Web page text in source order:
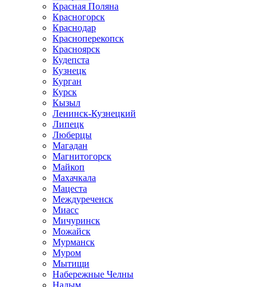
Красная Поляна
Красногорск
Краснодар
Красноперекопск
Красноярск
Кудепста
Кузнецк
Курган
Курск
Кызыл
Ленинск-Кузнецкий
Липецк
Люберцы
Магадан
Магнитогорск
Майкоп
Махачкала
Мацеста
Междуреченск
Миасс
Мичуринск
Можайск
Мурманск
Муром
Мытищи
Набережные Челны
Надым